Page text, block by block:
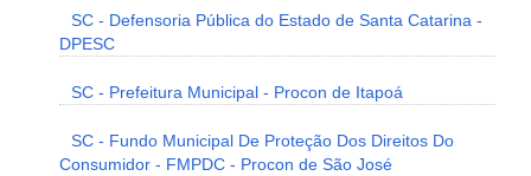
SC - Defensoria Pública do Estado de Santa Catarina -
DPESC
SC - Prefeitura Municipal - Procon de Itapoá
SC - Fundo Municipal De Proteção Dos Direitos Do
Consumidor - FMPDC - Procon de São José